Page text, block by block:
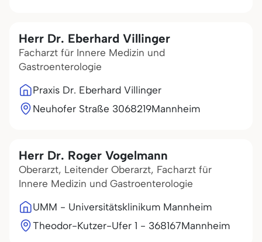
Herr Dr. Eberhard Villinger
Facharzt für Innere Medizin und
Gastroenterologie
Praxis Dr. Eberhard Villinger
Neuhofer Straße 3068219Mannheim
Herr Dr. Roger Vogelmann
Oberarzt, Leitender Oberarzt, Facharzt für
Innere Medizin und Gastroenterologie
UMM - Universitätsklinikum Mannheim
Theodor-Kutzer-Ufer 1 - 368167Mannheim